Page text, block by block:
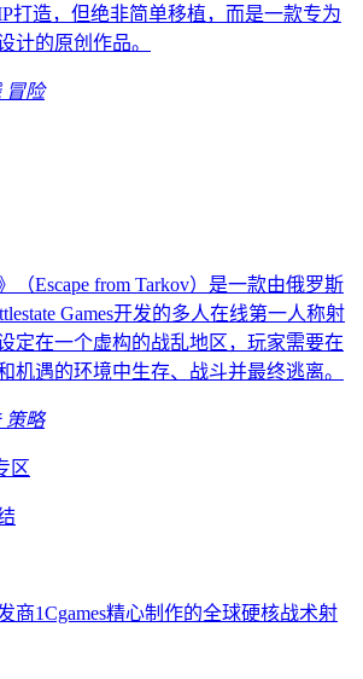
打造，但绝非简单移植，而是一款专为
计的原创作品。
冒险
（Escape from Tarkov）是一款由俄罗斯
Games开发的多人在线第一人称射
定在一个虚构的战乱地区，玩家需要在
机遇的环境中生存、战斗并最终逃离。
策略
区
商1Cgames精心制作的全球硬核战术射